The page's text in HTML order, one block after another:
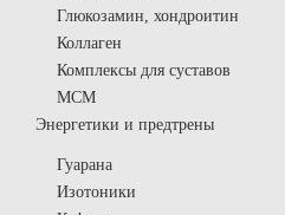
Глюкозамин, хондроитин
Коллаген
Комплексы для суставов
МСМ
Энергетики и предтрены
Гуарана
Изотоники